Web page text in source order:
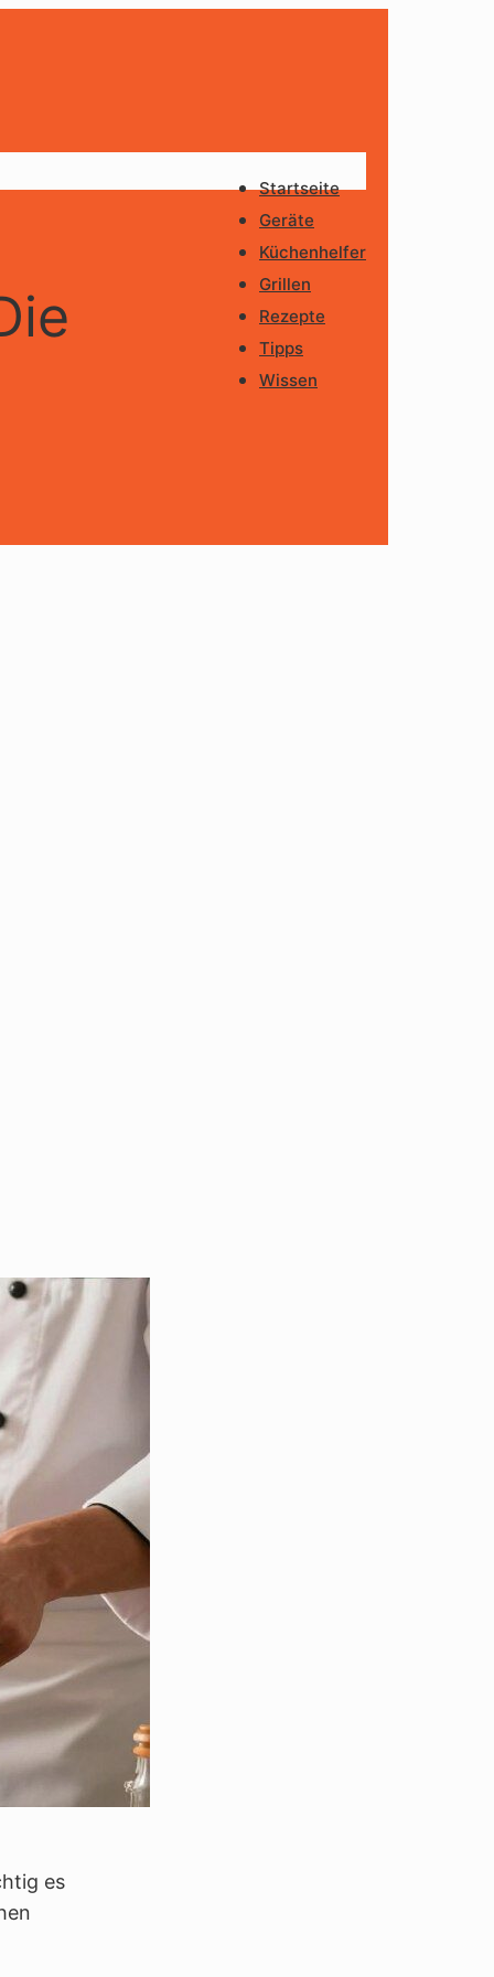
Startseite
Geräte
Küchenhelfer
Grillen
Rezepte
Tipps
Wissen
es